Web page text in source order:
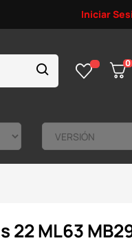
Iniciar
0
22 ML63